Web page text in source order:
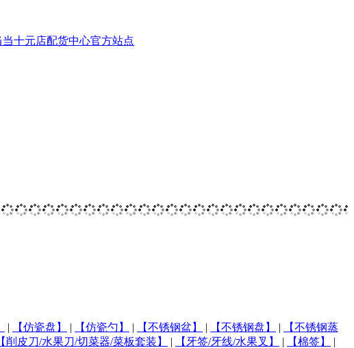
| 【仿瓷盘】 | 【仿瓷勺】 | 【不锈钢盆】 | 【不锈钢盘】 |
【不锈钢蒸
【削皮刀/水果刀/切菜器/菜板套装】 | 【牙签/牙线/水果叉】 | 【棉签】
|